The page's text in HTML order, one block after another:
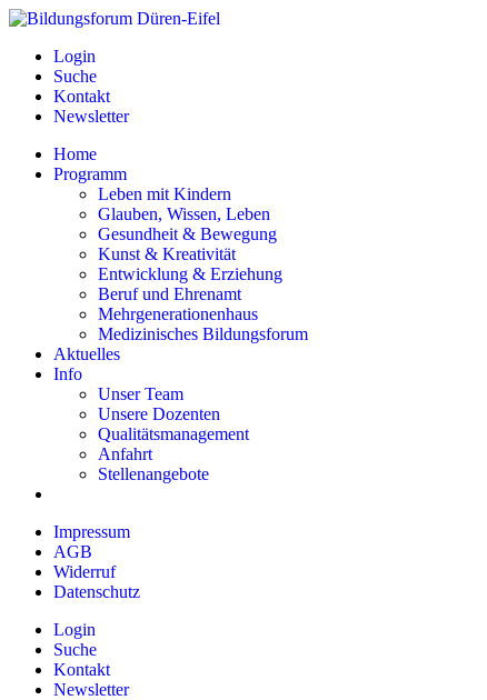
Login
Suche
Kontakt
Newsletter
Home
Programm
Leben mit Kindern
Glauben, Wissen, Leben
Gesundheit & Bewegung
Kunst & Kreativität
Entwicklung & Erziehung
Beruf und Ehrenamt
Mehrgenerationenhaus
Medizinisches Bildungsforum
Aktuelles
Info
Unser Team
Unsere Dozenten
Qualitätsmanagement
Anfahrt
Stellenangebote
Impressum
AGB
Widerruf
Datenschutz
Login
Suche
Kontakt
Newsletter